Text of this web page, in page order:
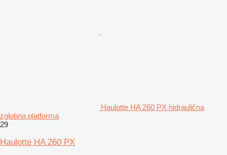
Haulotte HA 260 PX hidraulična
zglobna platforma
29
Haulotte HA 260 PX